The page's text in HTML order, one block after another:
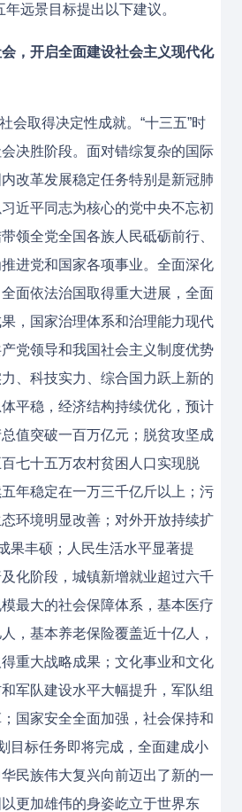
年远景目标提出以下建议。
，开启全面建设社会主义现代化
会取得决定性成就。“十三五”时
决胜阶段。面对错综复杂的国际
改革发展稳定任务特别是新冠肺
近平同志为核心的党中央不忘初
领全党全国各族人民砥砺前行、
进党和国家各项事业。全面深化
面依法治国取得重大进展，全面
，国家治理体系和治理能力现代
党领导和我国社会主义制度优势
、科技实力、综合国力跃上新的
平稳，经济结构持续优化，预计
值突破一百万亿元；脱贫攻坚成
七十五万农村贫困人口实现脱
年稳定在一万三千亿斤以上；污
环境明显改善；对外开放持续扩
果丰硕；人民生活水平显著提
化阶段，城镇新增就业超过六千
最大的社会保障体系，基本医疗
，基本养老保险覆盖近十亿人，
重大战略成果；文化事业和文化
军队建设水平大幅提升，军队组
国家安全全面加强，社会保持和
目标任务即将完成，全面建成小
民族伟大复兴向前迈出了新的一
更加雄伟的身姿屹立于世界东